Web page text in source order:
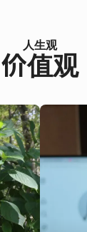
人生观
价值观